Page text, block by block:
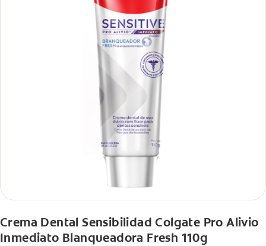
Crema Dental Sensibilidad Colgate Pro Alivio
Inmediato Blanqueadora Fresh 110g